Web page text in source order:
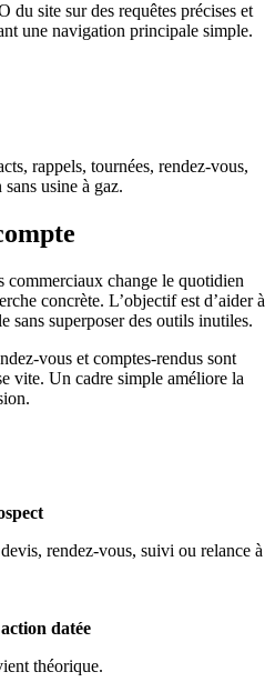
du site sur des requêtes précises et
une navigation principale simple.
rappels, tournées, rendez-vous,
usine à gaz.
change le quotidien
concrète. L’objectif est d’aider à
sans superposer des outils inutiles.
vous et comptes-rendus sont
vite. Un cadre simple améliore la
rendez-vous, suivi ou relance à
datée
théorique.